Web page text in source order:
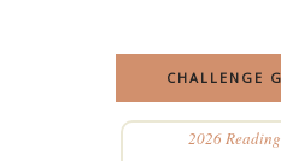
CHALLENGE
2026